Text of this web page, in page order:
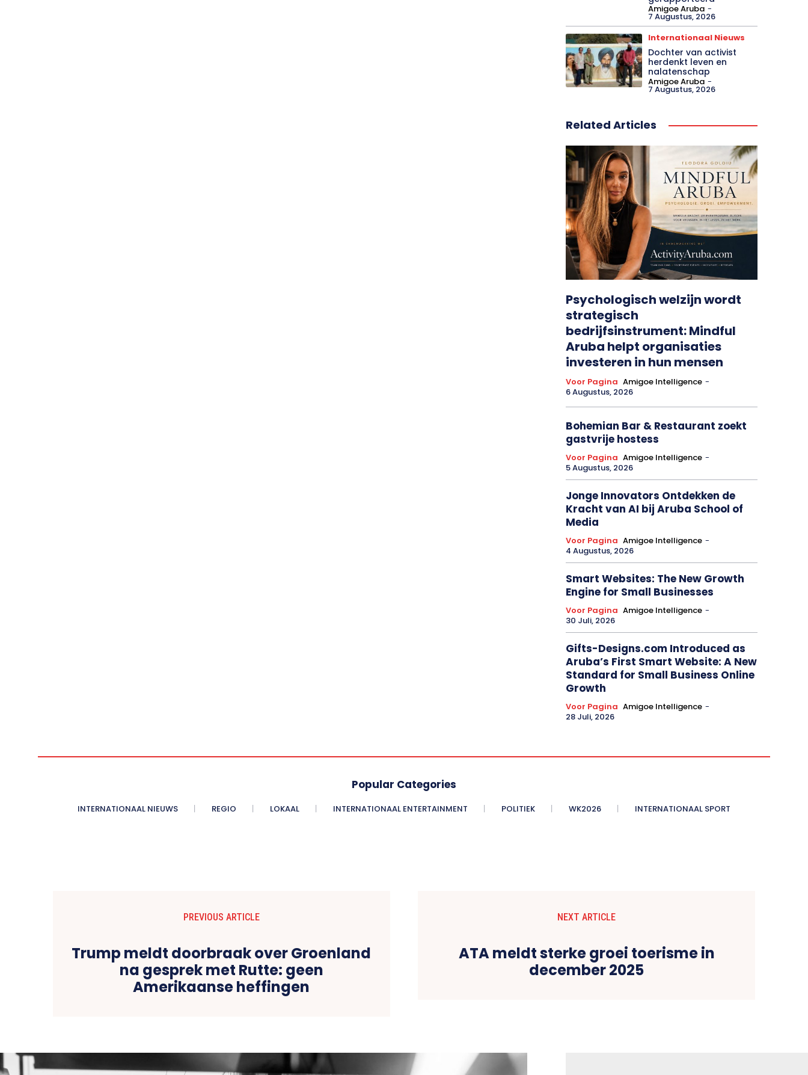
Amigoe Aruba -
7 Augustus, 2026
Internationaal Nieuws
Dochter van activist
herdenkt leven en
nalatenschap
Amigoe Aruba -
7 Augustus, 2026
Related Articles
Psychologisch welzijn wordt
strategisch
bedrijfsinstrument: Mindful
Aruba helpt organisaties
investeren in hun mensen
Voor Pagina Amigoe Intelligence -
6 Augustus, 2026
Bohemian Bar & Restaurant zoekt
gastvrije hostess
Voor Pagina Amigoe Intelligence -
5 Augustus, 2026
Jonge Innovators Ontdekken de
Kracht van AI bij Aruba School of
Media
Voor Pagina Amigoe Intelligence -
4 Augustus, 2026
Smart Websites: The New Growth
Engine for Small Businesses
Voor Pagina Amigoe Intelligence -
30 Juli, 2026
Gifts-Designs.com Introduced as
Aruba’s First Smart Website: A New
Standard for Small Business Online
Growth
Voor Pagina Amigoe Intelligence -
28 Juli, 2026
Popular Categories
INTERNATIONAAL NIEUWS REGIO LOKAAL INTERNATIONAAL ENTERTAINMENT POLITIEK WK2026 INTERNATIONAAL SPORT
PREVIOUS ARTICLE
Trump meldt doorbraak over Groenland
na gesprek met Rutte: geen
Amerikaanse heffingen
NEXT ARTICLE
ATA meldt sterke groei toerisme in
december 2025